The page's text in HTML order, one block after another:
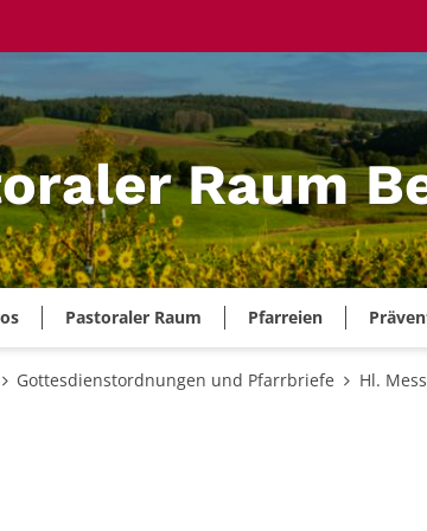
Raum
Pastoraler Raum Pfarreien
Gottesdienstordnungen und Pfarrbriefe Hl.